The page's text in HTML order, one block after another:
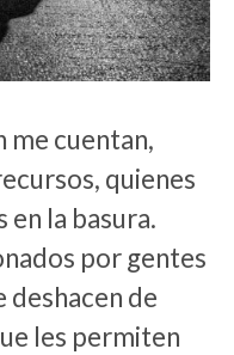
me cuentan,
quienes
la basura.
por gentes
deshacen de
les permiten